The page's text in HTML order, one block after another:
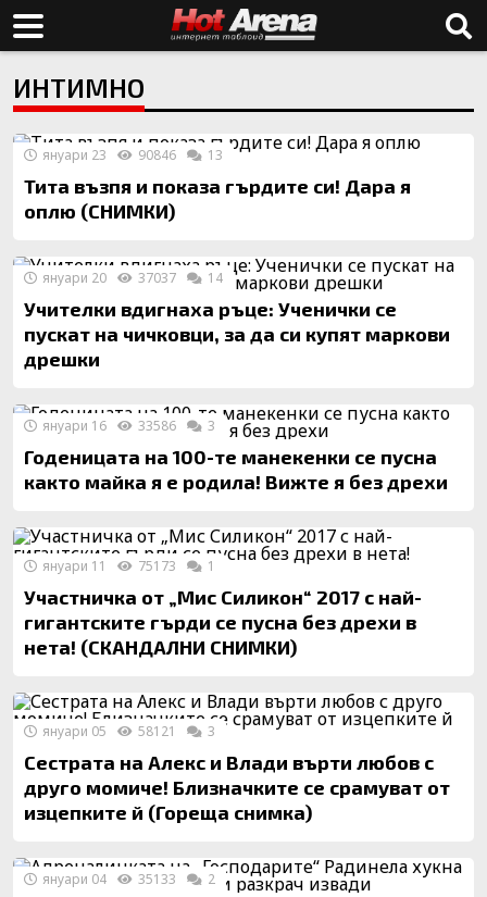
ИНТИМНО
Тита възпя и показа гърдите си! Дара я
оплю (СНИМКИ)
януари 23 90846 13
Учителки вдигнаха ръце: Ученички се
пускат на чичковци, за да си купят маркови
дрешки
януари 20 37037 14
Годеницата на 100-те манекенки се пусна
както майка я е родила! Вижте я без дрехи
януари 16 33586 3
Участничка от „Мис Силикон“ 2017 с най-
гигантските гърди се пусна без дрехи в
нета! (СКАНДАЛНИ СНИМКИ)
януари 11 75173 1
Сестрата на Алекс и Влади върти любов с
друго момиче! Близначките се срамуват от
изцепките й (Гореща снимка)
януари 05 58121 3
януари 04 35133 2